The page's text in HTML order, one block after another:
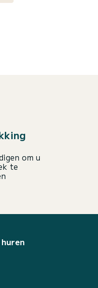
om u
te